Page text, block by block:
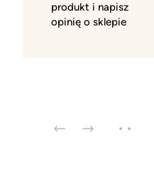
produkt i napisz
opinię o sklepie